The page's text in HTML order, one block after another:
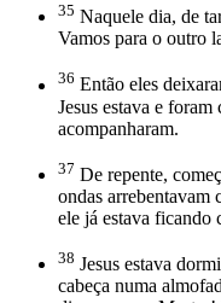
35 Naquele dia, de
Vamos para o outro
36 Então eles
Jesus estava e
acompanharam.
37 De repente,
ondas arrebentavam
ele já estava ficando
38 Jesus estava
cabeça numa